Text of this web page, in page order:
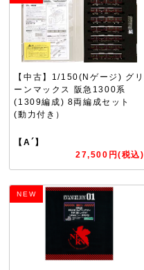
【中古】1/150(Nゲージ) グリ
ーンマックス 阪急1300系
(1309編成) 8両編成セット
(動力付き）
【A´】
27,500円(税込)
NEW